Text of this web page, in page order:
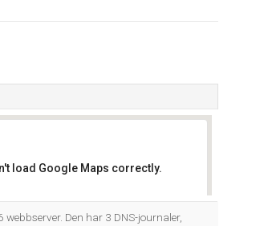
load Google Maps correctly.
Den har 3 DNS-journaler,